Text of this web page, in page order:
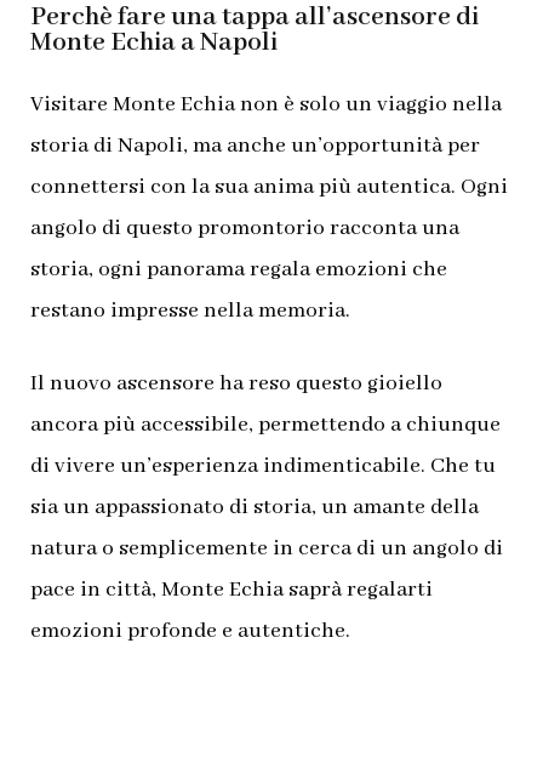
Perchè fare una tappa all’ascensore di
Monte Echia a Napoli
Visitare Monte Echia non è solo un viaggio nella
storia di Napoli, ma anche un’opportunità per
connettersi con la sua anima più autentica. Ogni
angolo di questo promontorio racconta una
storia, ogni panorama regala emozioni che
restano impresse nella memoria.
Il nuovo ascensore ha reso questo gioiello
ancora più accessibile, permettendo a chiunque
di vivere un’esperienza indimenticabile. Che tu
sia un appassionato di storia, un amante della
natura o semplicemente in cerca di un angolo di
pace in città, Monte Echia saprà regalarti
emozioni profonde e autentiche.